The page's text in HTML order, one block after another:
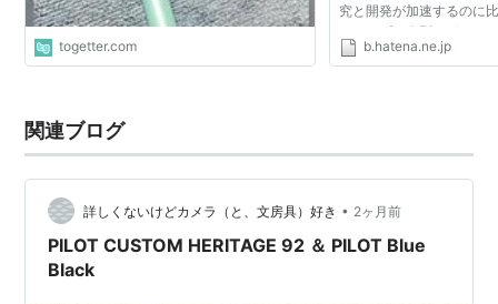
togetter.com
究と開発が加速するのに
なタイプの人型ロボット
ように出現し、市場では
b.hatena.ne.jp
関連ブログ
詳しくないけどカメラ（と、文房具）好き • 2ヶ月前
PILOT CUSTOM HERITAGE 92 ＆ PILOT Blue
Black